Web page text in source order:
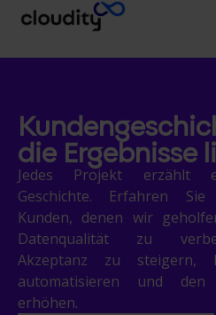
die Ergebnisse
Jedes Projekt erzählt
Geschichte. Erfahren
Kunden, denen wir
Datenqualität zu
Akzeptanz zu steigern,
automatisieren und
erhöhen.